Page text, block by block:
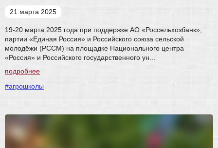
21 марта 2025
19-20 марта 2025 года при поддержке АО «Россельхозбанк»,
партии «Единая Россия» и Российского союза сельской
молодёжи (РССМ) на площадке Национального центра
«Россия» и Российского государственного ун...
подробнее
#агрошколы